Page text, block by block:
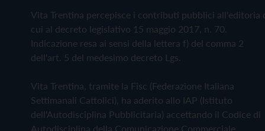
Vita Trentina percepisce i contributi pubblici all'editoria
cui al decreto legislativo 15 maggio 2017, n. 70.
Indicazione resa ai sensi della lettera f) del comma 2
dell'art. 5 del medesimo decreto Lgs.
Vita Trentina, tramite la Fisc (Federazione Italiana
Settimanali Cattolici), ha aderito allo IAP (Istituto
dell'Autodisciplina Pubblicitaria) accettando il Codice di
Autodisciplina della Comunicazione Commerciale